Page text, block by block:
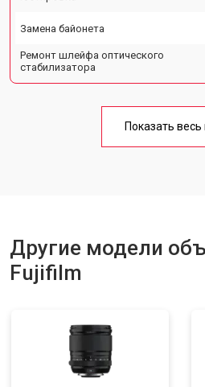
Замена байонета
Ремонт шлейфа оптического
стабилизатора
Показать весь
Другие модели
Fujifilm